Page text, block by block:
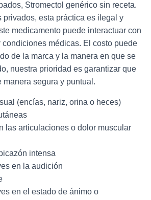
Stromectol genérico sin receta.
privados, esta práctica es ilegal y
medicamento puede interactuar con
condiciones médicas. El costo puede
de la marca y la manera en que se
nuestra prioridad es garantizar que
segura y puntual.
(encías, nariz, orina o heces)
las articulaciones o dolor muscular
intensa
en la audición
en el estado de ánimo o